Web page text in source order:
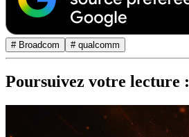
# Broadcom # qualcomm
Poursuivez votre lecture :